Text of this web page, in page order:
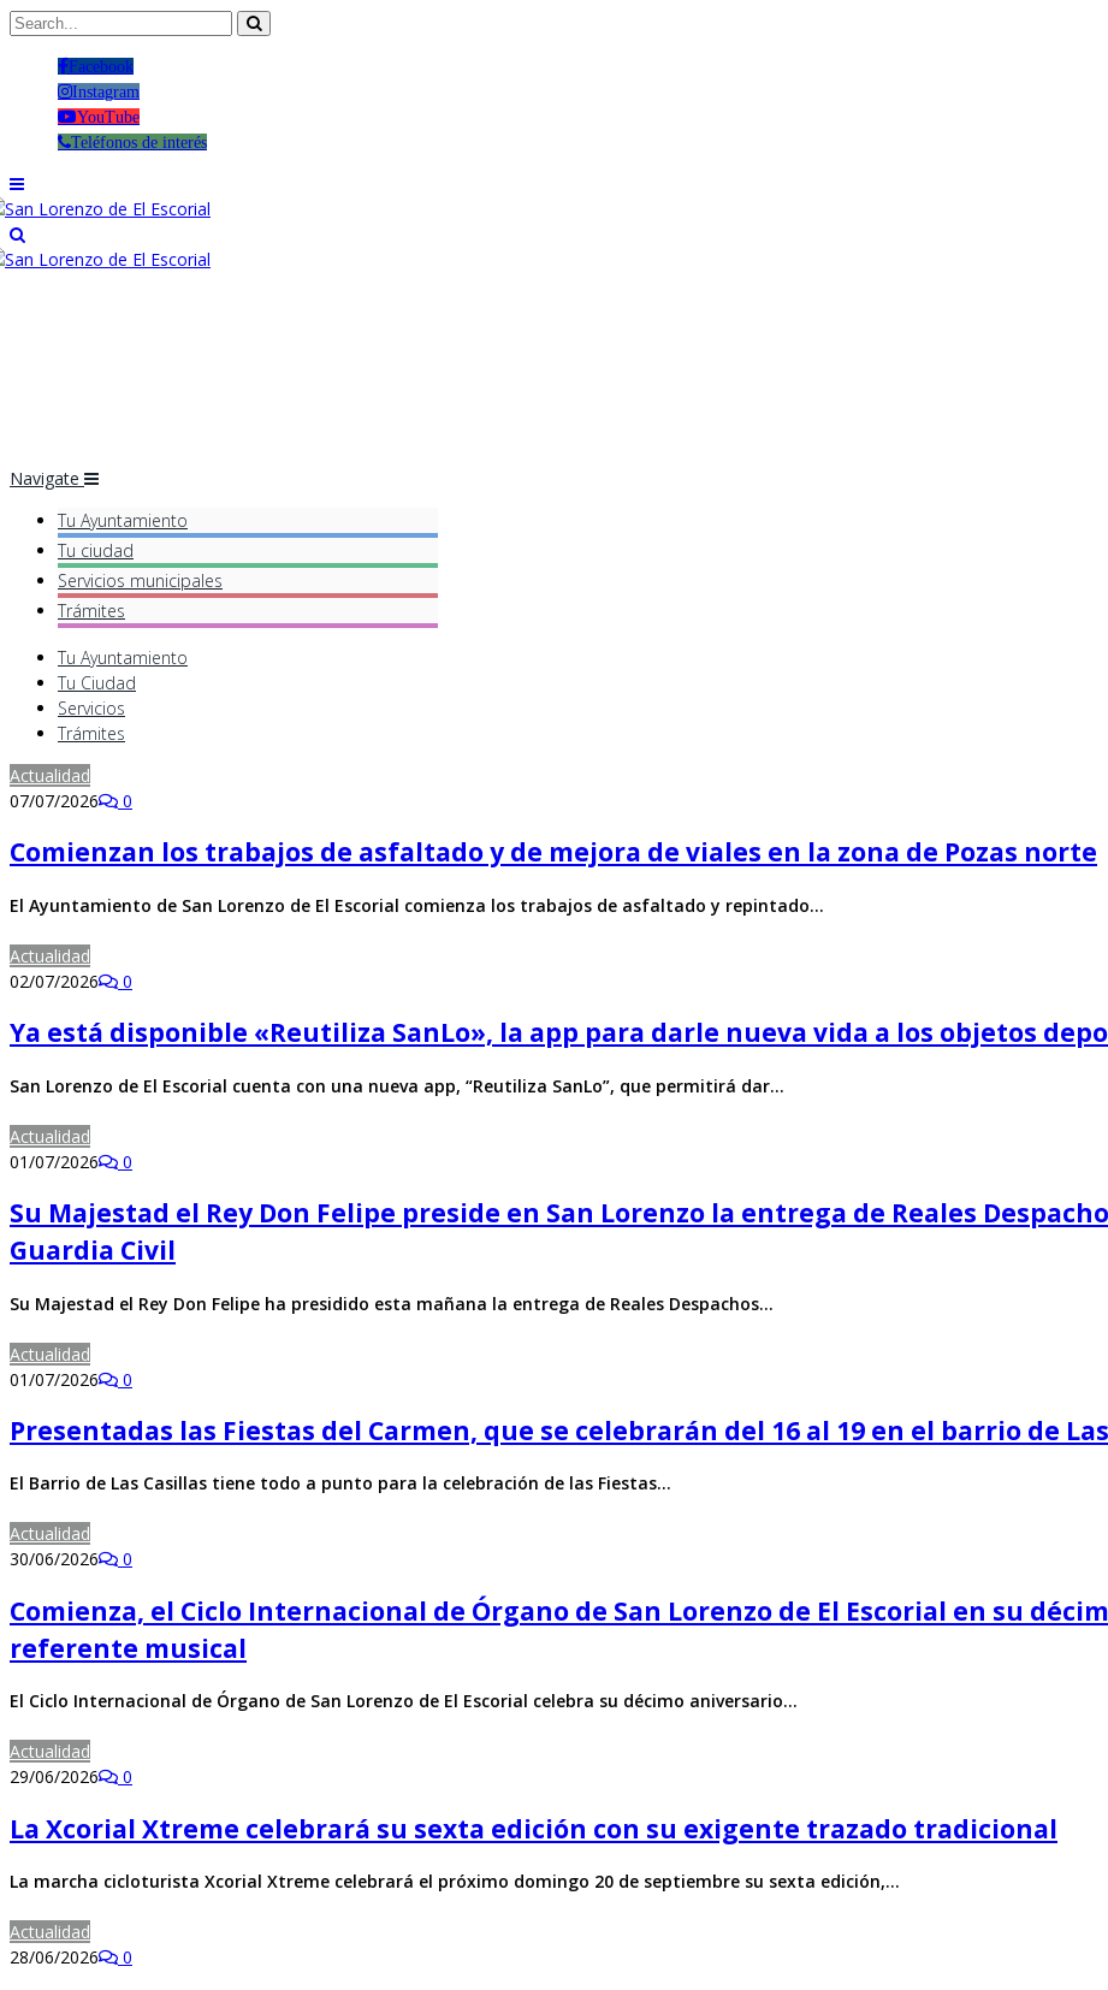
Facebook
Instagram
YouTube
Teléfonos de interés
Navigate
Tu Ayuntamiento
Tu ciudad
Servicios municipales
Trámites
Tu Ayuntamiento
Tu Ciudad
Servicios
Trámites
Actualidad
07/07/2026
0
Comienzan los trabajos de asfaltado y de mejora de viales en la zona de Pozas norte
El Ayuntamiento de San Lorenzo de El Escorial comienza los trabajos de asfaltado y repintado…
Actualidad
02/07/2026
0
Ya está disponible «Reutiliza SanLo», la app para darle nueva vida a los objetos
San Lorenzo de El Escorial cuenta con una nueva app, “Reutiliza SanLo”, que permitirá dar…
Actualidad
01/07/2026
0
Su Majestad el Rey Don Felipe preside en San Lorenzo la entrega de Reales
Guardia Civil
Su Majestad el Rey D​on Felipe ha presidido esta mañana la entrega de Reales Despachos…
Actualidad
01/07/2026
0
Presentadas las Fiestas del Carmen, que se celebrarán del 16 al 19 en el barrio de
El Barrio de Las Casillas tiene todo a punto para la celebración de las Fiestas…
Actualidad
30/06/2026
0
Comienza, el Ciclo Internacional de Órgano de San Lorenzo de El Escorial en su
referente musical
El Ciclo Internacional de Órgano de San Lorenzo de El Escorial celebra su décimo aniversario…
Actualidad
29/06/2026
0
La Xcorial Xtreme celebrará su sexta edición con su exigente trazado tradicional
La marcha cicloturista Xcorial Xtreme celebrará el próximo domingo 20 de septiembre su sexta edición,…
Actualidad
28/06/2026
0